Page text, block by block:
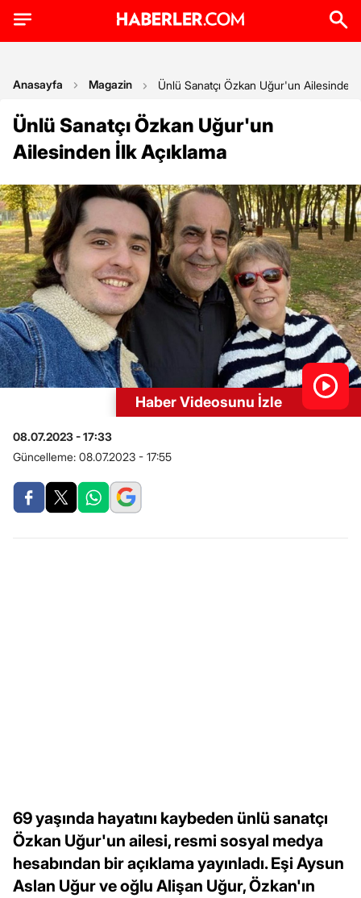
Anasayfa Magazin Ünlü Sanatçı Özkan Uğur'un Ailesinden
Ünlü Sanatçı Özkan Uğur'un
Ailesinden İlk Açıklama
Haber Videosunu İzle
08.07.2023 - 17:33
Güncelleme: 08.07.2023 - 17:55
69 yaşında hayatını kaybeden ünlü sanatçı
Özkan Uğur'un ailesi, resmi sosyal medya
hesabından bir açıklama yayınladı. Eşi Aysun
Aslan Uğur ve oğlu Alişan Uğur, Özkan'ın